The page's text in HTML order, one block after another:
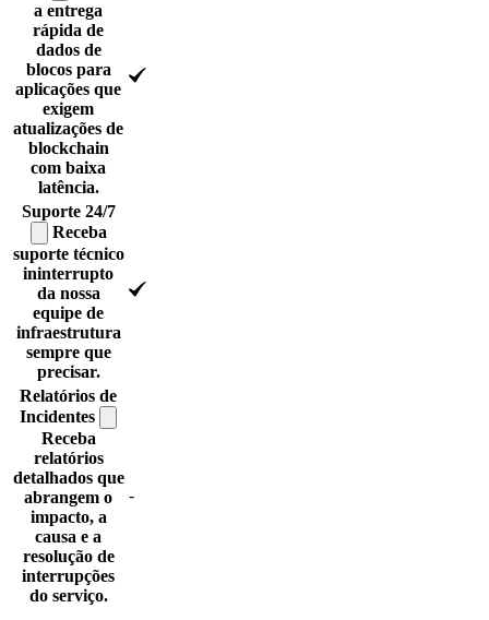
a entrega
rápida de
dados de
blocos para
aplicações que
exigem
atualizações de
blockchain
com baixa
latência.
Suporte 24/7
Receba
suporte técnico
ininterrupto
da nossa
equipe de
infraestrutura
sempre que
precisar.
Relatórios de
Incidentes
Receba
relatórios
detalhados que
abrangem o
impacto, a
causa e a
resolução de
interrupções
do serviço.
-